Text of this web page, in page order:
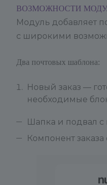
ВОЗМОЖНОСТИ
Модуль добавляет
с широкими
Два почтовых шаблона:
Новый заказ —
необходимые
Шапка и подвал с
Компонент